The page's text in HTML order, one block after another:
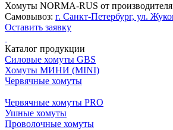
Хомуты NORMA-RUS от производителя
Самовывоз: г. Санкт-Петербург, ул.
Оставить заявку
Каталог продукции
Силовые хомуты GBS
Хомуты МИНИ (MINI)
Червячные хомуты
Червячные хомуты PRO
Ушные хомуты
Проволочные хомуты